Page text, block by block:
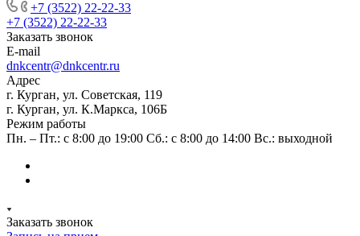
+7 (3522) 22-22-33
+7 (3522) 22-22-33
Заказать звонок
E-mail
dnkcentr@dnkcentr.ru
Адрес
г. Курган, ул. Советская, 119
г. Курган, ул. К.Маркса, 106Б
Режим работы
Пн. – Пт.: с 8:00 до 19:00 Сб.: с 8:00 до 14:00 Вс.: выходной
Заказать звонок